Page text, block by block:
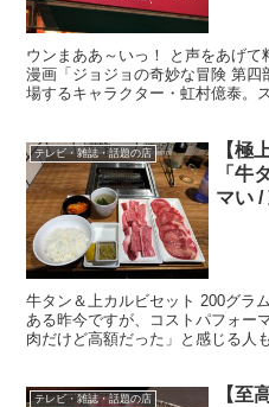
ウンまああ～いっ！ と声をあげ
漫画「ジョジョの奇妙な冒険 第
場するキャラクター・虹村億泰。
テレビ・雑誌・話題の店
【極
「牛
マい /
牛タン＆上カルビセット 200グラ
ある昨今ですが、コストパフォー
肉だけど高額だった」と感じる人
テレビ・雑誌・話題の店
【至